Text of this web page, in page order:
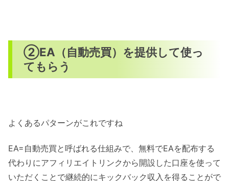
②EA（自動売買）を提供して使っ
てもらう
よくあるパターンがこれですね
EA=自動売買と呼ばれる仕組みで、無料でEAを配布する
代わりにアフィリエイトリンクから開設した口座を使って
いただくことで継続的にキックバック収入を得ることがで